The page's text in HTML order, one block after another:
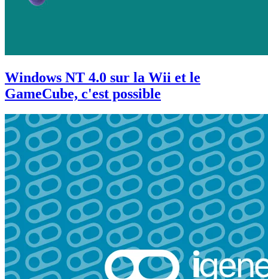
Windows NT 4.0 sur la Wii et le
GameCube, c'est possible